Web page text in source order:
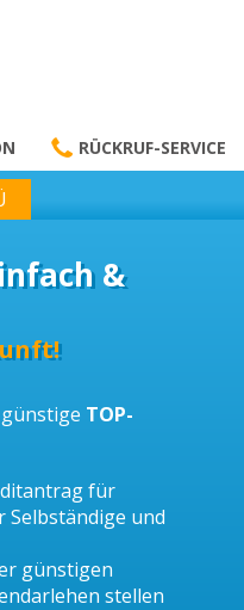
RÜCKRUF-SERVICE
&
TOP-
für
und
günstigen
stellen